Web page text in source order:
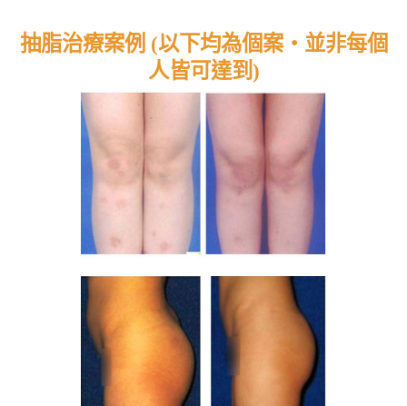
抽脂治療案例 (以下均為個案‧並非每個
人皆可達到)